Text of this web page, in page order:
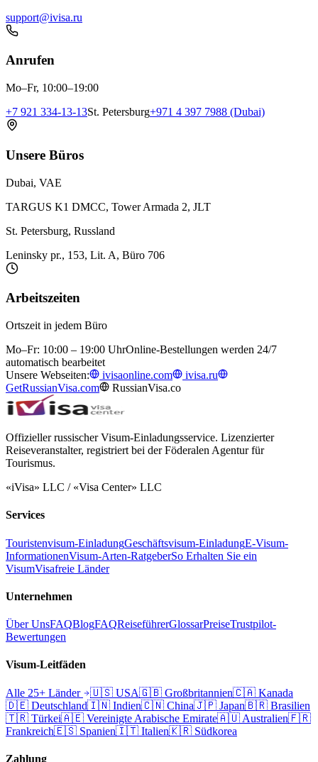
support@ivisa.ru
Anrufen
Mo–Fr, 10:00–19:00
+7 921 334-13-13St. Petersburg+971 4 397 7988 (Dubai)
Unsere Büros
Dubai, VAE
TARGUS K1 DMCC, Tower Armada 2, JLT
St. Petersburg, Russland
Leninsky pr., 153, Lit. A, Büro 706
Arbeitszeiten
Ortszeit in jedem Büro
Mo–Fr: 10:00 – 19:00 UhrOnline-Bestellungen werden 24/7
automatisch bearbeitet
Unsere Webseiten:
ivisaonline.com
ivisa.ru
GetRussianVisa.com
RussianVisa.co
Offizieller russischer Visum-Einladungsservice. Lizenzierter
Reiseveranstalter, registriert bei der Föderalen Agentur für
Tourismus.
«iVisa» LLC / «Visa Center» LLC
Services
Touristenvisum-EinladungGeschäftsvisum-EinladungE-Visum-
InformationenVisum-Arten-RatgeberSo Erhalten Sie ein
VisumVisafreie Länder
Unternehmen
Über UnsFAQBlogFAQReiseführerGlossarPreiseTrustpilot-
Bewertungen
Visum-Leitfäden
Alle 25+ Länder 🇺🇸 USA🇬🇧 Großbritannien🇨🇦 Kanada
🇩🇪 Deutschland🇮🇳 Indien🇨🇳 China🇯🇵 Japan🇧🇷 Brasilien
🇹🇷 Türkei🇦🇪 Vereinigte Arabische Emirate🇦🇺 Australien🇫🇷
Frankreich🇪🇸 Spanien🇮🇹 Italien🇰🇷 Südkorea
Zahlung